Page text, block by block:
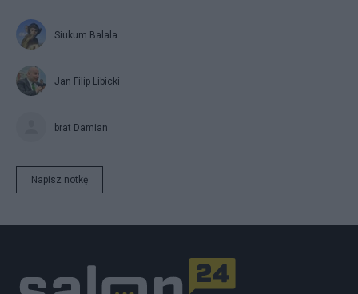
Siukum Balala
Jan Filip Libicki
brat Damian
Napisz notkę